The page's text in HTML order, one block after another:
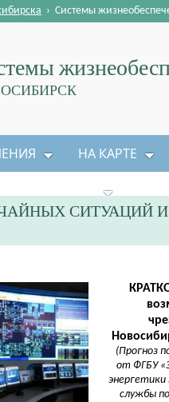
› Системы
НА КАРТЕ
СИТУАЦИЙ
(Прогноз
от ФГБУ
энергетики
службы